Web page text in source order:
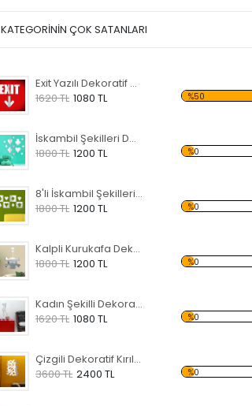
KATEGORİNİN ÇOK SATANLARI
Exit Yazılı Dekoratif Kırılmaz Ayna
1620 TL 1080 TL %50
İskambil Şekilleri Dekoratif Kırılmaz Ayna
1800 TL 1200 TL %0
8'li İskambil Şekilleri Dekoratif Kırılmaz Ayna
1800 TL 1200 TL %0
Kalpli Kurukafa Dekoratif Kırılmaz Ayna
1800 TL 1200 TL %0
Kadın Şekilli Dekoratif Kırılmaz Ayna
1620 TL 1080 TL %0
Çizgili Dekoratif Kırılmaz Ayna
3600 TL 2400 TL %0